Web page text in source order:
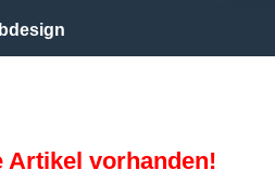
Artikel vorhanden!